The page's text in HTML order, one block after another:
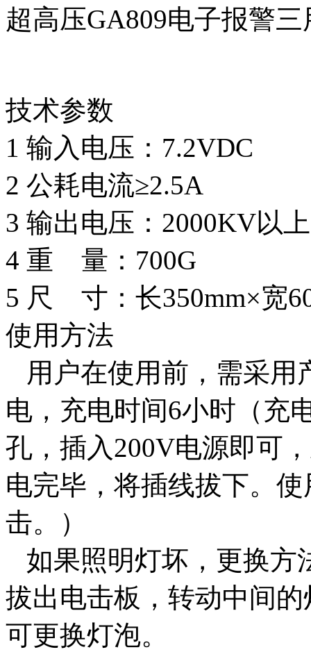
超高压GA809电子报警三
技术参数
1 输入电压：7.2VDC
2 公耗电流≥2.5A
3 输出电压：2000KV以上
4 重 量：700G
5 尺 寸：长350mm×宽
使用方法
用户在使用前，需采用
电，充电时间6小时（充
孔，插入200V电源即可
电完毕，将插线拔下。
击。）
如果照明灯坏，更换方
拔出电击板，转动中间
可更换灯泡。